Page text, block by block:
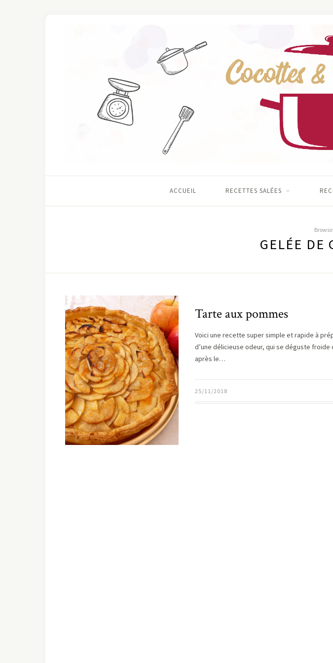
ACCUEIL RECETTES SALÉES
GELÉE DE
Tarte aux pommes
Voici une recette super simple et rapide à
d’une délicieuse odeur, qui se déguste froide
après le…
25/11/2018